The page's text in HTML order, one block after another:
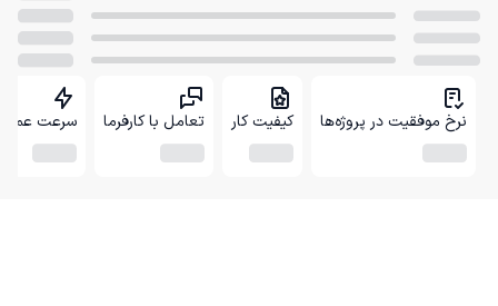
نرخ موفقیت در پروژه‌ها کیفیت کار تعامل با کارفرما سرعت عمل